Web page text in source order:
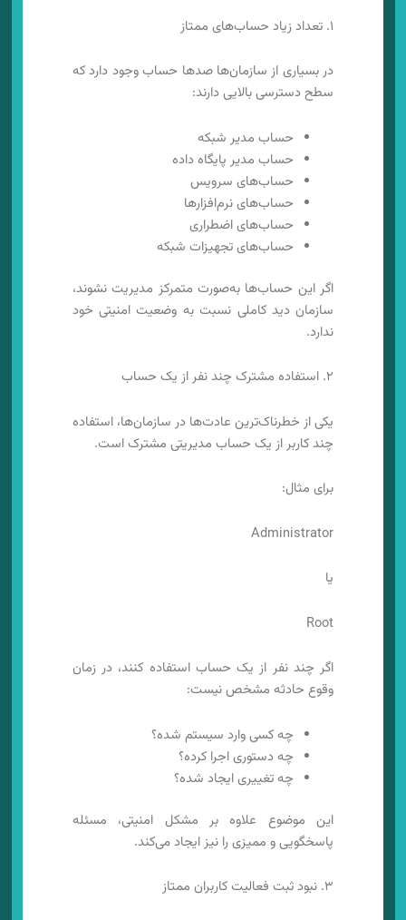
۱. تعداد زیاد حساب‌های ممتاز
در بسیاری از سازمان‌ها صدها حساب وجود دارد که
سطح دسترسی بالایی دارند:
حساب مدیر شبکه
حساب مدیر پایگاه داده
حساب‌های سرویس
حساب‌های نرم‌افزارها
حساب‌های اضطراری
حساب‌های تجهیزات شبکه
اگر این حساب‌ها به‌صورت متمرکز مدیریت نشوند،
سازمان دید کاملی نسبت به وضعیت امنیتی خود
ندارد.
۲. استفاده مشترک چند نفر از یک حساب
یکی از خطرناک‌ترین عادت‌ها در سازمان‌ها، استفاده
چند کاربر از یک حساب مدیریتی مشترک است.
برای مثال:
Administrator
یا
Root
اگر چند نفر از یک حساب استفاده کنند، در زمان
وقوع حادثه مشخص نیست:
چه کسی وارد سیستم شده؟
چه دستوری اجرا کرده؟
چه تغییری ایجاد شده؟
این موضوع علاوه بر مشکل امنیتی، مسئله
پاسخگویی و ممیزی را نیز ایجاد می‌کند.
۳. نبود ثبت فعالیت کاربران ممتاز